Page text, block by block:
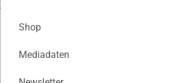
Shop
Mediadaten